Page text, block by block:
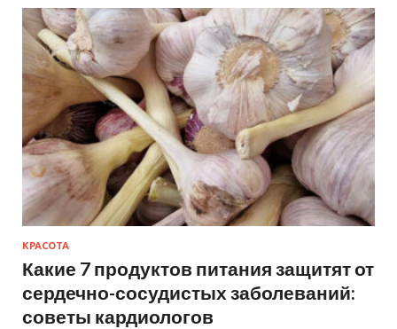
КРАСОТА
Какие 7 продуктов питания защитят от
сердечно-сосудистых заболеваний:
советы кардиологов